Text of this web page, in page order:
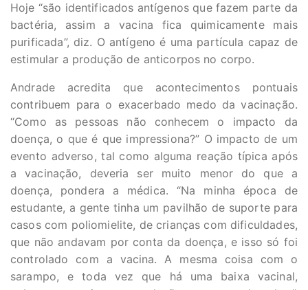
Hoje “são identificados antígenos que fazem parte da
bactéria, assim a vacina fica quimicamente mais
purificada”, diz. O antígeno é uma partícula capaz de
estimular a produção de anticorpos no corpo.
Andrade acredita que acontecimentos pontuais
contribuem para o exacerbado medo da vacinação.
“Como as pessoas não conhecem o impacto da
doença, o que é que impressiona?” O impacto de um
evento adverso, tal como alguma reação típica após
a vacinação, deveria ser muito menor do que a
doença, pondera a médica. “Na minha época de
estudante, a gente tinha um pavilhão de suporte para
casos com poliomielite, de crianças com dificuldades,
que não andavam por conta da doença, e isso só foi
controlado com a vacina. A mesma coisa com o
sarampo, e toda vez que há uma baixa vacinal,